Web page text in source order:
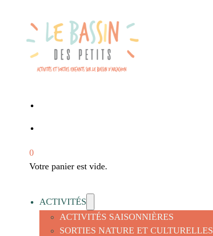
0
Votre panier est vide.
ACTIVITÉS
ACTIVITÉS SAISONNIÈRES
SORTIES NATURE ET CULTURELLES